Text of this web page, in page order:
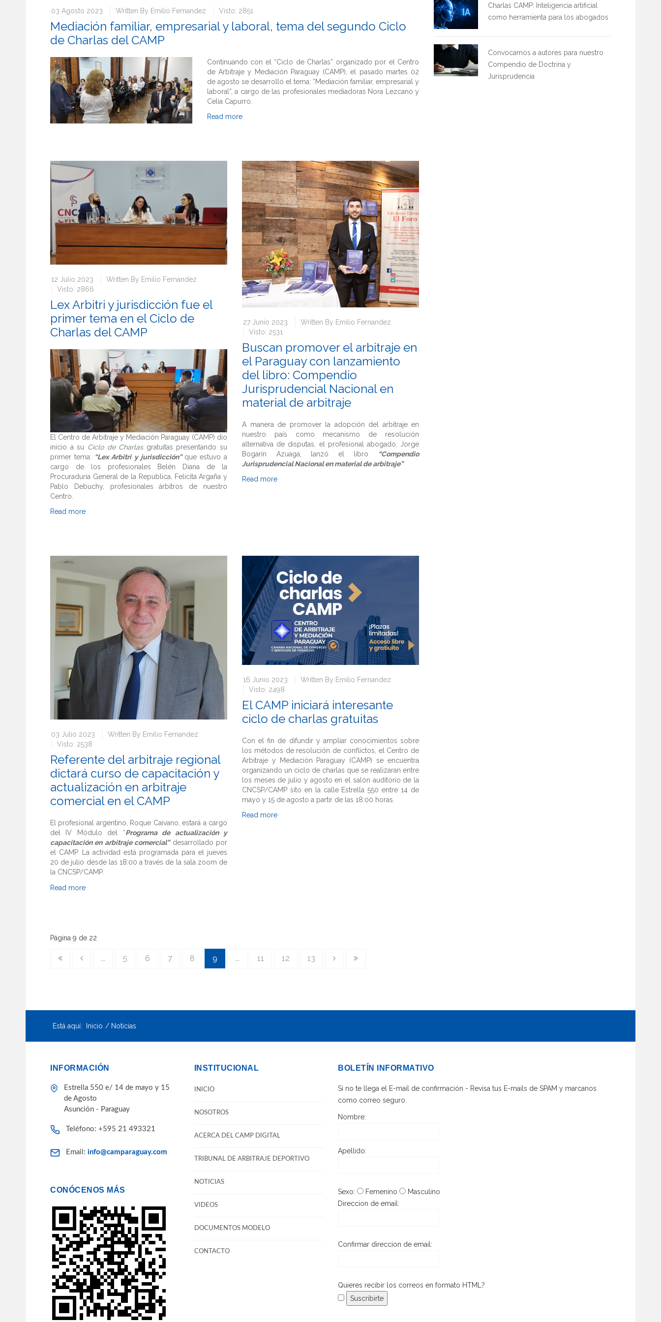
03 Agosto 2023 Written By Emilio Fernandez Visto: 2851
Mediación familiar, empresarial y laboral, tema del segundo Ciclo
de Charlas del CAMP
Continuando con el “Ciclo de Charlas” organizado por el Centro
de Arbitraje y Mediación Paraguay (CAMP), el pasado martes 02
de agosto se desarrolló el tema: “Mediación familiar, empresarial y
laboral”, a cargo de las profesionales mediadoras Nora Lezcano y
Celia Capurro.
Read more
12 Julio 2023 Written By Emilio Fernandez
Visto: 2866
Lex Arbitri y jurisdicción fue el
primer tema en el Ciclo de
Charlas del CAMP
El Centro de Arbitraje y Mediación Paraguay (CAMP) dio
inicio a su Ciclo de Charlasgratuitas presentando su
primer tema: “Lex Arbitri y jurisdicción” que estuvo a
cargo de los profesionales Belén Diana de la
Procuraduría General de la República, Felicita Argaña y
Pablo Debuchy, profesionales árbitros de nuestro
Centro.
Read more
27 Junio 2023 Written By Emilio Fernandez
Visto: 2531
Buscan promover el arbitraje en
el Paraguay con lanzamiento
del libro: Compendio
Jurisprudencial Nacional en
material de arbitraje
A manera de promover la adopción del arbitraje en
nuestro país como mecanismo de resolución
alternativa de disputas, el profesional abogado, Jorge
Bogarín Azuaga, lanzó el libro
“Compendio
Jurisprudencial Nacional en material de arbitraje”
Read more
03 Julio 2023 Written By Emilio Fernandez
Visto: 2538
Referente del arbitraje regional
dictará curso de capacitación y
actualización en arbitraje
comercial en el CAMP
El profesional argentino, Roque Caivano, estará a cargo
del IV Módulo del “Programa de actualización y
capacitación en arbitraje comercial”desarrollado por
el CAMP. La actividad está programada para el jueves
20 de julio desde las 18:00 a través de la sala zoom de
la CNCSP/CAMP.
Read more
16 Junio 2023 Written By Emilio Fernandez
Visto: 2498
El CAMP iniciará interesante
ciclo de charlas gratuitas
Con el fin de difundir y ampliar conocimientos sobre
los métodos de resolución de conflictos, el Centro de
Arbitraje y Mediación Paraguay (CAMP) se encuentra
organizando un ciclo de charlas que se realizaran entre
los meses de julio y agosto en el salón auditorio de la
CNCSP/CAMP sito en la calle Estrella 550 entre 14 de
mayo y 15 de agosto a partir de las 18:00 horas.
Read more
Página 9 de 22
... 5 6 7 8 9 ... 11 12 13
Charlas CAMP: Inteligencia artificial
como herramienta para los abogados
Convocamos a autores para nuestro
Compendio de Doctrina y
Jurisprudencia
Está aquí: Inicio Noticias
INFORMACIÓN
Estrella 550 e/ 14 de mayo y 15
de Agosto
Asunción - Paraguay
Teléfono: +595 21 493321
Email: info@camparaguay.com
CONÓCENOS MÁS
INSTITUCIONAL
INICIO
NOSOTROS
ACERCA DEL CAMP DIGITAL
TRIBUNAL DE ARBITRAJE DEPORTIVO
NOTICIAS
VIDEOS
DOCUMENTOS MODELO
CONTACTO
BOLETÍN INFORMATIVO
Si no te llega el E-mail de confirmación - Revisa tus E-mails de SPAM y marcanos
como correo seguro.
Nombre:
Apellido:
Sexo: Femenino
Masculino
Direccion de email:
Confirmar direccion de email:
Quieres recibir los correos en formato HTML?